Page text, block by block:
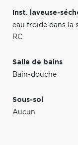
Inst. laveuse-
eau froide dans la
RC
Salle de bains
Bain-douche
Sous-sol
Aucun